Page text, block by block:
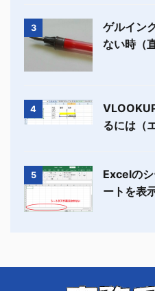
3
ゲルイン
ない時（
4
るには（
5
Excelの
ートを表